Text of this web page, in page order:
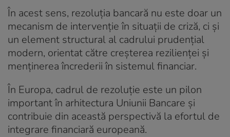
În acest sens, rezoluția bancară nu este doar un
mecanism de intervenție în situații de criză, ci și
un element structural al cadrului prudențial
modern, orientat către creșterea rezilienței și
menținerea încrederii în sistemul financiar.
În Europa, cadrul de rezoluție este un pilon
important în arhitectura Uniunii Bancare și
contribuie din această perspectivă la efortul de
integrare financiară europeană.